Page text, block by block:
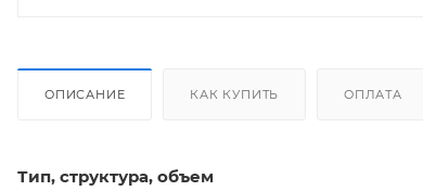
ОПИСАНИЕ КАК КУПИТЬ ОПЛАТА
Тип, структура, объем